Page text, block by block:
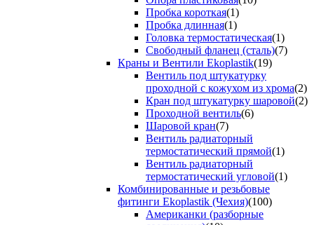
Пробка короткая(1)
Пробка длинная(1)
Головка термостатическая(1)
Свободный фланец (сталь)(7)
Краны и Вентили Ekoplastik(19)
Вентиль под штукатурку
проходной с кожухом из хрома(2)
Кран под штукатурку шаровой(2)
Проходной вентиль(6)
Шаровой кран(7)
Вентиль радиаторный
термостатический прямой(1)
Вентиль радиаторный
термостатический угловой(1)
Комбинированные и резьбовые
фитинги Ekoplastik (Чехия)(100)
Американки (разборные